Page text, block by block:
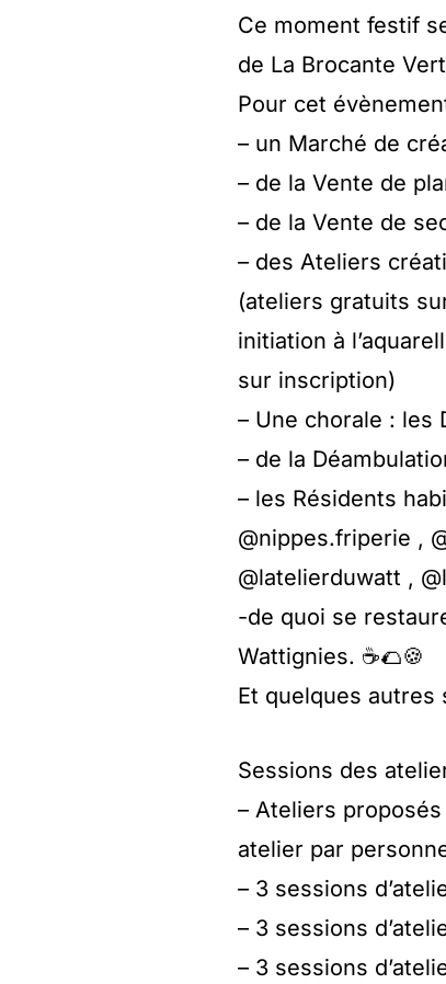
Ce moment festif
de La Brocante
Pour cet
– un Marché de
– de la Vente de
– de la Vente de
– des Ateliers
(ateliers gratuits
initiation à
sur inscription)
– Une chorale : les
– de la
– les Résidents
@nippes.friperie ,
@latelierduwatt ,
-de quoi se
Wattignies. ☕️🌮🍪
Et quelques autres
Sessions des
– Ateliers
atelier par
– 3 sessions
– 3 sessions
– 3 sessions